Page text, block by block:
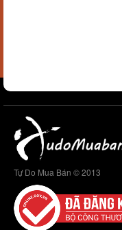
Tự Do Mua Bán © 2013